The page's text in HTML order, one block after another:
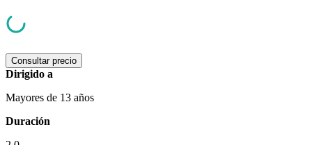
Consultar precio
Dirigido a
Mayores de 13 años
Duración